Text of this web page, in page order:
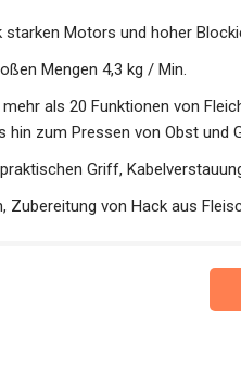
starken Motors und hoher
Mengen 4,3 kg / Min.
als 20 Funktionen von
hin zum Pressen von Obst und
Griff,
Zubereitung von Hack aus